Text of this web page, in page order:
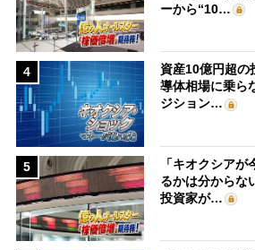
ーから“10…
4
資産10億円超の
導体相場に乗
ジション…
5
「キオクシア
るかは分からな
投資家が…